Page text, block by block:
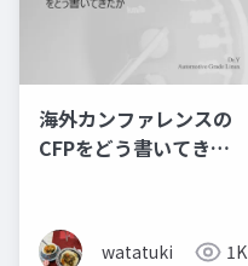
海外カンファレンスの
CFPをどう書いてきた
watatuki 1K